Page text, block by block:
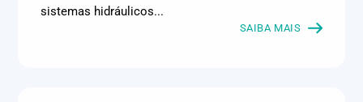
sistemas hidráulicos...
SAIBA MAIS